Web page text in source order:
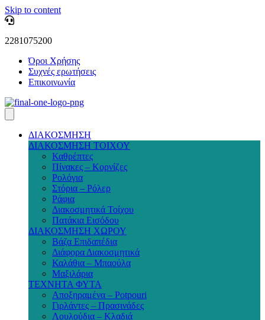
Skip to content
2281075200
Όροι Χρήσης
Συχνές ερωτήσεις
Επικοινωνία
ΔΙΑΚΟΣΜΗΣΗ
ΔΙΑΚΟΣΜΗΣΗ ΤΟΙΧΟΥ
Καθρέπτες
Πίνακες – Κορνίζες
Ρολόγια
Στόρια – Ρόλερ
Ράφια
Διακοσμητικά Τοίχου
Πατάκια Εισόδου
ΔΙΑΚΟΣΜΗΣΗ ΧΩΡΟΥ
Βάζα Επιδαπέδια
Διάφορα Διακοσμητικά
Καλάθια – Μπαούλα
Μαξιλάρια
ΤΕΧΝΗΤΑ ΦΥΤΑ
Αποξηραμένα – Potpouri
Γιρλάντες – Πρασινάδες
Λουλούδια – Κλαδιά